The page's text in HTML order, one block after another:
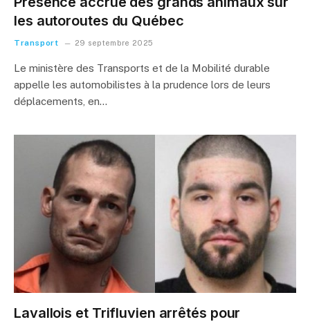
les autoroutes du Québec
Transport 29 septembre 2025
Le ministère des Transports et de la Mobilité durable
appelle les automobilistes à la prudence lors de leurs
déplacements, en…
Lavallois et Trifluvien arrêtés pour